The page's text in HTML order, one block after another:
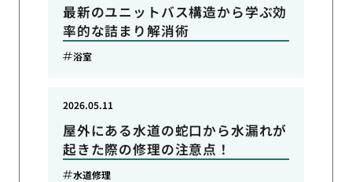
最新のユニットバス構造から学ぶ効
率的な詰まり解消術
浴室
屋外にある水道の蛇口から水漏れが
起きた際の修理の注意点！
2026.05.11
水道修理